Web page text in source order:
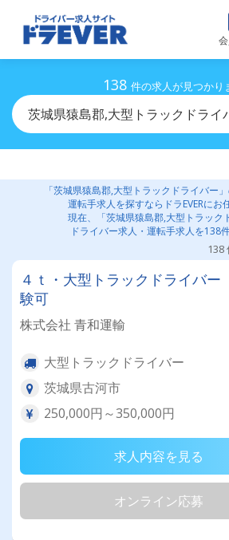
138 件の求人が見つかり
茨城県猿島郡,大型トラックドラ
「茨城県猿島郡,大型トラックドライバー
運転手求人を探すならドラEVERにお
現在、「茨城県猿島郡,大型トラック
ドライバー求人・運転手求人を138
138
４ｔ・大型トラックドライバ
験可
株式会社 青和運輸
大型トラックドライバー
茨城県古河市
250,000円～350,000円
求人内容を見る
オンライン応募